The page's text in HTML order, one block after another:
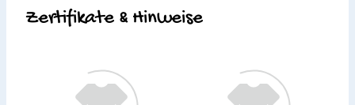
Zertifikate & Hinweise